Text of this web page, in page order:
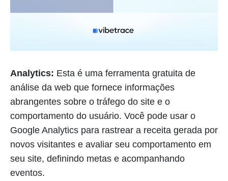
Analytics: Esta é uma ferramenta gratuita de
análise da web que fornece informações
abrangentes sobre o tráfego do site e o
comportamento do usuário. Você pode usar o
Google Analytics para rastrear a receita gerada por
novos visitantes e avaliar seu comportamento em
seu site, definindo metas e acompanhando
eventos.